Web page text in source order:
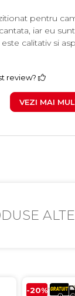
pentru
iar eu
calitativ si
review?
VEZI MAI
-20%